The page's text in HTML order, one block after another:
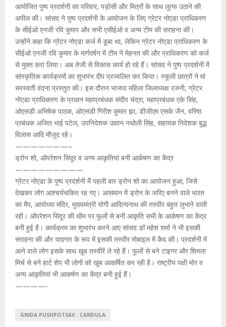
आयोजित पुष्प प्रदर्शनी का परिवार, पड़ोसी और मित्रों के साथ लुत्फ उठाने की
अपील की। सांसद ने पुष्प प्रदर्शनी के आयोजन के लिए ग्रेटर नोएडा प्राधिकरण
के सीईओ एनजी रवि कुमार और सभी एसीईओ व अन्य टीम की सराहना की।
उन्होंने कहा कि ग्रेटर नोएडा कर्ज में डूबा था, लेकिन ग्रेटर नोएडा प्राधिकरण के
सीईओ एनजी रवि कुमार के मार्गदर्षन में टीम ने मेहनत की और प्राधिकरण को कर्ज
से मुक्त करा लिया। अब तेजी से विकास कार्य हो रहे हैं। सांसद ने पुष्प प्रदर्शनी में
सांस्कृतिक कार्यक्रमों का शुभारंभ दीप प्रज्वलित कर किया। स्कूली छात्रों ने मां
सरस्वती वंदना प्रस्तुत की। इस दौरान भाजपा महिला जिलाध्यक्ष रजनी, ग्रेटर
नोएडा प्राधिकरण के प्रधान महाप्रबंधक संदीप चंद्रा, महाप्रबंधक एके सिंह,
ओएसडी अभिषेक पाठक, ओएसडी गिरीश कुमार झा, डीजीएम एसके जैन, वरिष्ठ
प्रबंधक अजित भाई पटेल, उपनिदेशक उद्यान नथोली सिंह, सहायक निदेशक बुद्ध
विलास आदि मौजूद रहे।
———————–
ड्रोन शो, ऑपरेशन सिंदूर व अन्य आकृतियां बनी आर्कषण का केंद्र
—————————
ग्रेटर नोएडा के पुष्प प्रदर्शनी मेें पहली बार ड्रोन शो का आयोजन हुआ, जिसे
देखकर लोग आश्चर्यचकित रह गए। आसमान में ड्रोन के जरिए बनने वाले भारत
का मैप, आयोध्या मंदिर, मुख्यमंत्री योगी आदित्यनाथ की तस्वीर बहुत लुभाने वाली
रही। ऑपरेशन सिंदूर की थीम पर फूलों से बनी आकृति सभी के आर्कषण का केंद्र
बनी हुई है। कार्यक्रम का शुभारंभ करने आए सांसद डॉ महेश शर्मा ने भी इसकी
सराहना की और यादगार के रूप में इसकी तस्वीर मोबाइल में कैद की। प्रदर्शनी में
आने वाले लोग इसके साथ खूब तस्वीरें ले रहे हैं। फूलों से बने टाइगर और शिमला
मिर्च से बने हार्ट शेप भी लोगों को खूब आकर्षित कर रही है। राष्ट्रीय पक्षी मोर व
अन्य आकृतियां भी आकर्षण का केंद्र बनी हुई हैं।
————-
GNIDA PUSHPOTSAV.. CANDULA